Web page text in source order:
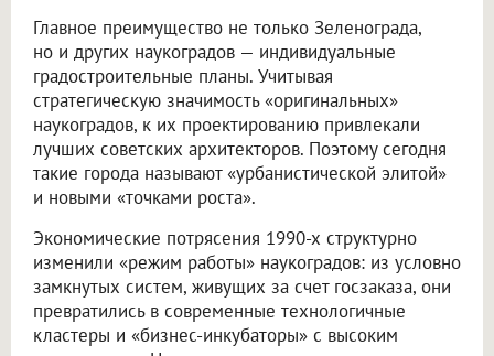
Главное преимущество не только Зеленограда,
но и других наукоградов — индивидуальные
градостроительные планы. Учитывая
стратегическую значимость «оригинальных»
наукоградов, к их проектированию привлекали
лучших советских архитекторов. Поэтому сегодня
такие города называют «урбанистической элитой»
и новыми «точками роста».
Экономические потрясения 1990-х структурно
изменили «режим работы» наукоградов: из условно
замкнутых систем, живущих за счет госзаказа, они
превратились в современные технологичные
кластеры и «бизнес-инкубаторы» с высоким